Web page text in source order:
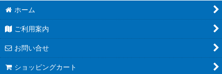
大（350ｍｌ〜）
ホーム
ご利用案内
お問い合せ
ショッピングカート